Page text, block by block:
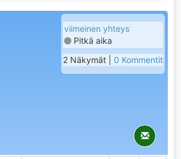
viimeinen yhteys
Pitkä aika
2 Näkymät | 0 Kommentit